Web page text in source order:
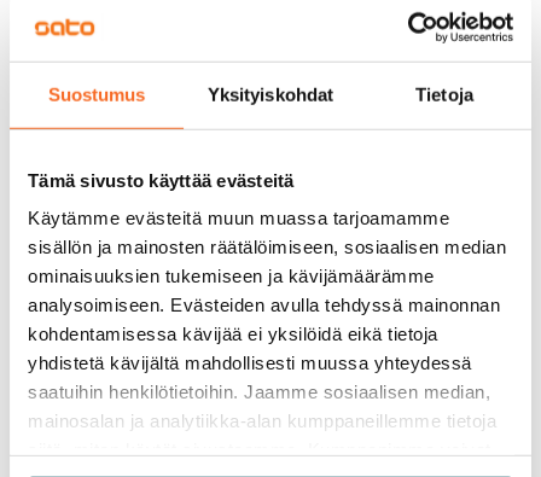
Suostumus Yksityiskohdat Tietoja
Tämä sivusto käyttää evästeitä
Käytämme evästeitä muun muassa tarjoamamme
sisällön ja mainosten räätälöimiseen, sosiaalisen median
ominaisuuksien tukemiseen ja kävijämäärämme
analysoimiseen. Evästeiden avulla tehdyssä mainonnan
kohdentamisessa kävijää ei yksilöidä eikä tietoja
yhdistetä kävijältä mahdollisesti muussa yhteydessä
saatuihin henkilötietoihin. Jaamme sosiaalisen median,
mainosalan ja analytiikka-alan kumppaneillemme tietoja
Kotivakuutus
Vesimaksu
27 €/hlö/kk
Sähkömaksu
Vuokralainen solmii itse sähkösopimuksen.
Laajakaista
Vuokraan sisältyy 50 M laajakaistaliittymä. Voit hankkia
lisänopeutta etuhintaan ottamalla yhteyttä
operaattoriin Telia.